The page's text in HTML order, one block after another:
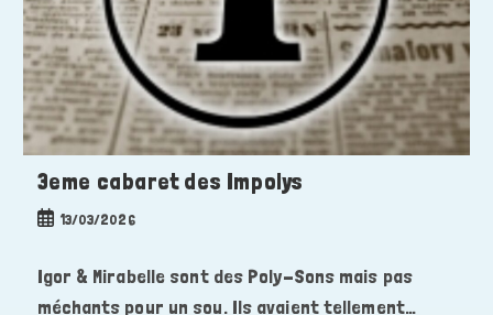
3eme cabaret des Impolys
Publication
13/03/2026
Igor & Mirabelle sont des Poly-Sons mais pas
méchants pour un sou. Ils avaient tellement…